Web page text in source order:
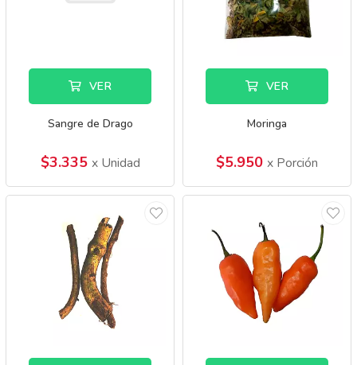
VER
Sangre de Drago
$3.335 x Unidad
VER
Moringa
$5.950 x Porción